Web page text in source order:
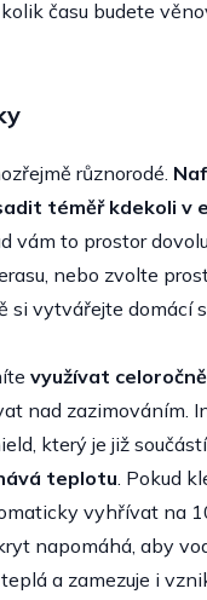
času budete
různorodé.
téměř kdekoli v
vám to prostor
nebo zvolte
si vytvářejte domácí
využívat celoročně
nad zazimováním.
který je již
teplotu. Pokud
vyhřívat na
napomáhá, aby
a zamezuje i